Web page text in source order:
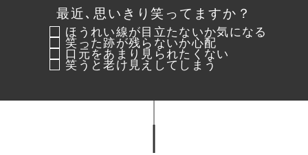
最近､思いきり笑ってますか？
ほうれい線が目立たないか気になる
笑った跡が残らないか心配
口元をあまり見られたくない
笑うと老け見え してしまう